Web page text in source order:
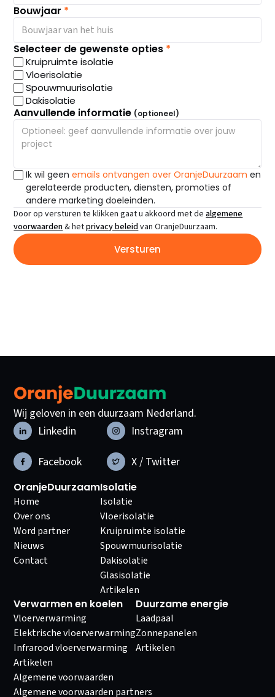
Bouwjaar *
Selecteer de gewenste opties *
Kruipruimte isolatie
Vloerisolatie
Spouwmuurisolatie
Dakisolatie
Aanvullende informatie (optioneel)
Ik wil geenemails ontvangen over OranjeDuurzaam en
gerelateerde producten, diensten, promoties of
andere marketing doeleinden.
Door op versturen te klikken gaat u akkoord met dealgemene
voorwaarden& hetprivacy beleidvan OranjeDuurzaam.
Wij geloven in een duurzaam Nederland.
Linkedin
Instragram
Facebook
X / Twitter
OranjeDuurzaam
Home
Over ons
Word partner
Nieuws
Contact
Isolatie
Isolatie
Vloerisolatie
Kruipruimte isolatie
Spouwmuurisolatie
Dakisolatie
Glasisolatie
Artikelen
Verwarmen en koelen
Vloerverwarming
Elektrische vloerverwarming
Infrarood vloerverwarming
Artikelen
Duurzame energie
Laadpaal
Zonnepanelen
Artikelen
Algemene voorwaarden
Algemene voorwaarden partners